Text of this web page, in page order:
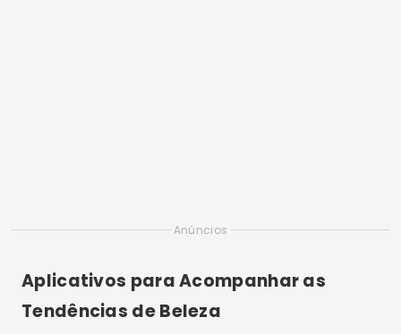
Anúncios
Aplicativos para Acompanhar as
Tendências de Beleza